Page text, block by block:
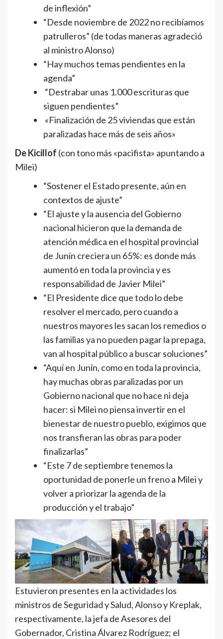
de inflexión”
“Desde noviembre de 2022 no recibíamos
patrulleros” (de todas maneras agradeció
al ministro Alonso)
“Hay muchos temas pendientes en la
agenda”
“Destrabar unas 1.000 escrituras que
siguen pendientes”
«Finalización de 25 viviendas que están
paralizadas hace más de seis años»
De Kicillof (con tono más «pacifista» apuntando a
Milei)
“Sostener el Estado presente, aún en
contextos de ajuste”
“El ajuste y la ausencia del Gobierno
nacional hicieron que la demanda de
atención médica en el hospital provincial
de Junín creciera un 65%: es donde más
aumentó en toda la provincia y es
responsabilidad de Javier Milei”
“El Presidente dice que todo lo debe
resolver el mercado, pero cuando a
nuestros mayores les sacan los remedios o
las familias ya no pueden pagar la prepaga,
van al hospital público a buscar soluciones”
“Aquí en Junín, como en toda la provincia,
hay muchas obras paralizadas por un
Gobierno nacional que no hace ni deja
hacer: si Milei no piensa invertir en el
bienestar de nuestro pueblo, exigimos que
nos transfieran las obras para poder
finalizarlas”
“Este 7 de septiembre tenemos la
oportunidad de ponerle un freno a Milei y
volver a priorizar la agenda de la
producción y el trabajo”
Estuvieron presentes en la actividades los
ministros de Seguridad y Salud, Alonso y Kreplak,
respectivamente, la jefa de Asesores del
Gobernador, Cristina Álvarez Rodríguez; el